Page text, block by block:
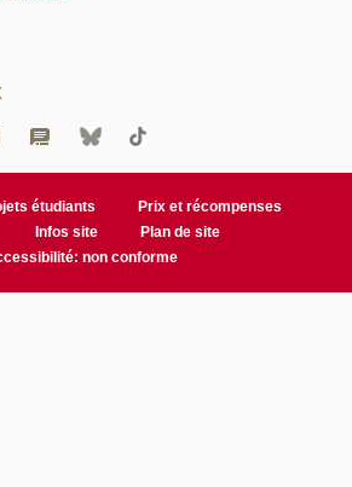
étudiants
Prix et récompenses
Infos site
Plan de site
non conforme